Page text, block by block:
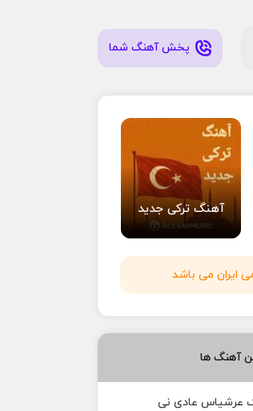
پخش آهنگ شما
آهنگ ترکی جدید
ایران می باشد
آهنگ ها
عرشیاس عادی نی